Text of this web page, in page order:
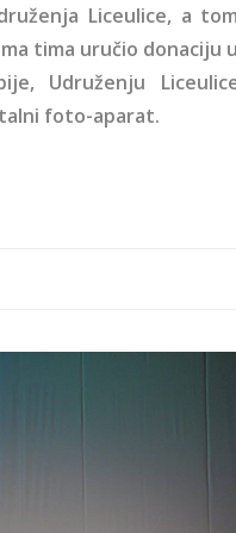
Liceulice, a
tima uručio donaciju
Udruženju
foto-aparat.